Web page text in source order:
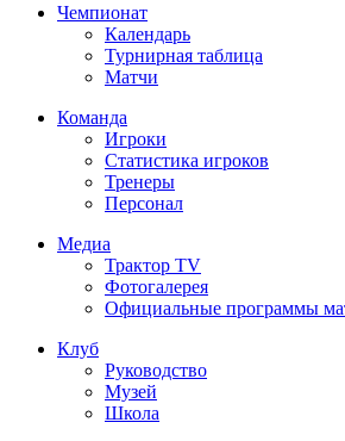
Чемпионат
Календарь
Турнирная таблица
Матчи
Команда
Игроки
Статистика игроков
Тренеры
Персонал
Медиа
Трактор TV
Фотогалерея
Официальные программы
Клуб
Руководство
Музей
Школа